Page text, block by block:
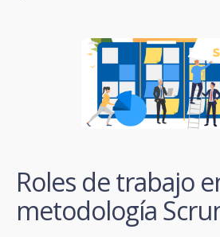
Roles de trabajo
metodología